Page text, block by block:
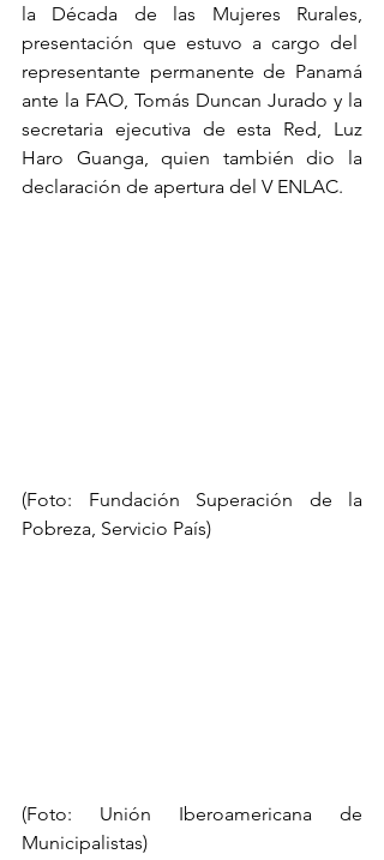
la Década de las Mujeres Rurales,
presentación que estuvo a cargo del
representante permanente de Panamá
ante la FAO, Tomás Duncan Jurado y la
secretaria ejecutiva de esta Red, Luz
Haro Guanga, quien también dio la
declaración de apertura del V ENLAC.
(Foto: Fundación Superación de la
Pobreza, Servicio País)
(Foto: Unión Iberoamericana de
Municipalistas)